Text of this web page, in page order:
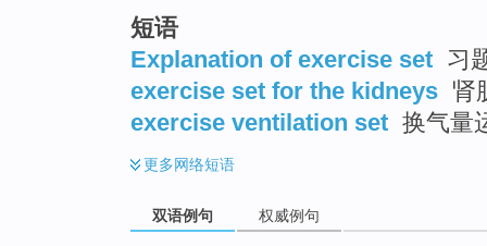
短语
Explanation of exercise set 习
exercise set for the kidneys 肾
exercise ventilation set 换气量
更多网络短语
双语例句 权威例句